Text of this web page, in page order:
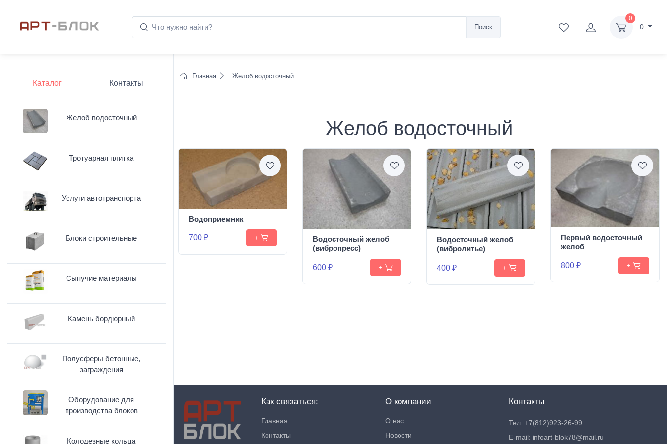
Поиск
0
0
Главная Желоб водосточный
Желоб водосточный
Водоприемник
700 ₽ +
Водосточный желоб
(вибропресс)
600 ₽ +
Водосточный желоб
(вибролитье)
400 ₽ +
Первый водосточный
желоб
800 ₽ +
Каталог Контакты
Желоб водосточный
Тротуарная плитка
Услуги автотранспорта
Блоки строительные
Сыпучие материалы
Камень бордюрный
Полусферы бетонные,
заграждения
Оборудование для
производства блоков
Колодезные кольца
Как связаться:
Главная
Контакты
О компании
О нас
Новости
Контакты
Тел: +7(812)923-26-99
E-mail: infoart-blok78@mail.ru